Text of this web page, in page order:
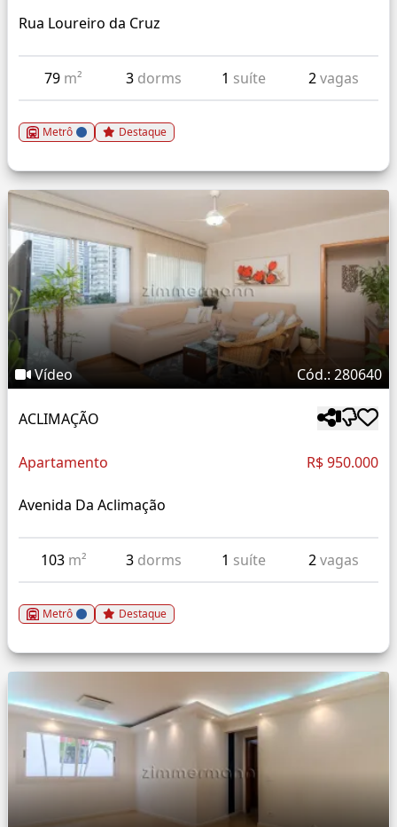
Rua Loureiro da Cruz
79 m² 3 dorms 1 suíte 2vagas
Metrô Destaque
Vídeo Cód.: 280640
ACLIMAÇÃO
Apartamento R$ 950.000
Avenida Da Aclimação
103 m² 3 dorms 1 suíte 2vagas
Metrô Destaque